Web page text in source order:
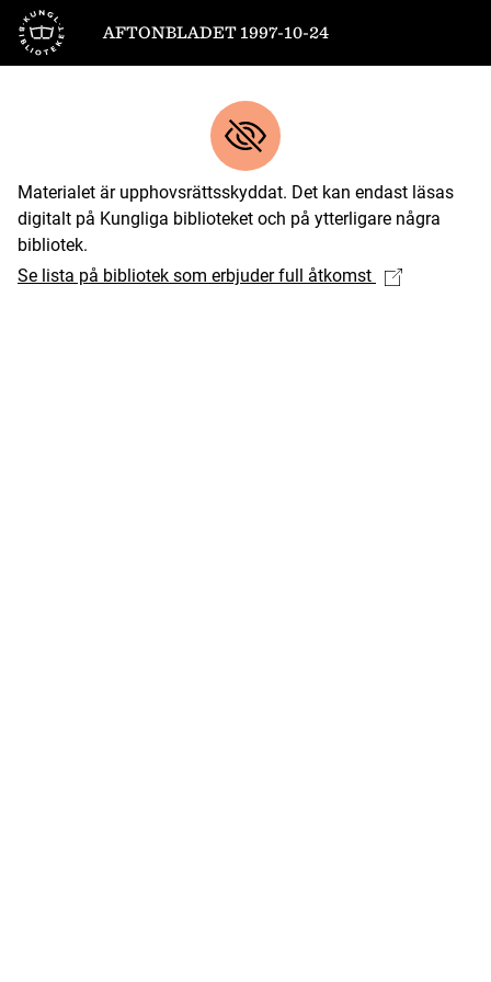
Till startsidan
AFTONBLADET 1997-10-24
Materialet är upphovsrättsskyddat. Det kan endast läsas
digitalt på Kungliga biblioteket och på ytterligare några
bibliotek.
Se lista på bibliotek som erbjuder full åtkomst